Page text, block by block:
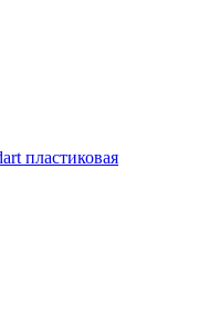
пластиковая